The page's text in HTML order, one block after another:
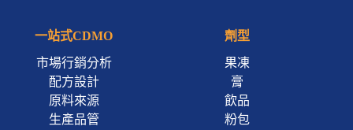
一站式CDMO
市場行銷分析
配方設計
原料來源
生產品管
劑型
果凍
膏
飲品
粉包